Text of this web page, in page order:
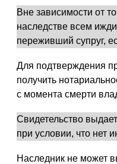
Вне зависимости от
наследстве всем
переживший супруг,
Для подтверждения
получить
с момента смерти
Свидетельство
при условии, что нет
Наследник не может